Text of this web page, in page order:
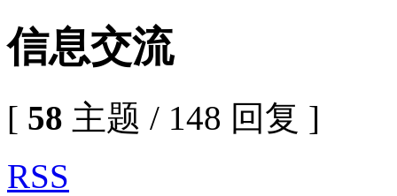
信息交流
[ 58 主题 / 148 回复 ]
RSS